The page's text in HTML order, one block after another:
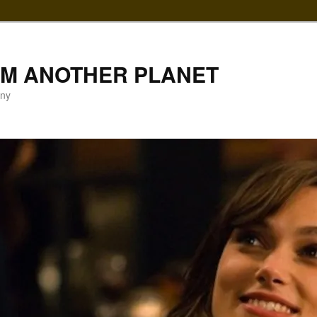
ANOTHER PLANET